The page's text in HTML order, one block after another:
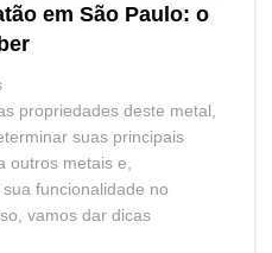
em São Paulo: o
propriedades deste metal,
suas principais
outros metais e,
funcionalidade no
vamos dar dicas